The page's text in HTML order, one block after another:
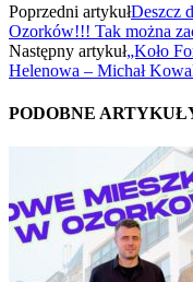
Poprzedni artykułDeszcz
Ozorków!!! Tak można
Następny artykuł„Koło
Helenowa – Michał
PODOBNE